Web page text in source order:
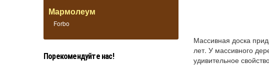
Мармолеум
Forbo
Порекомендуйте нас!
Массивная доска
лет. У массивного
удивительное